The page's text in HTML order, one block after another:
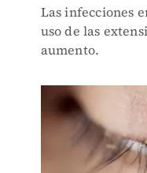
Las infecciones
uso de las
aumento.